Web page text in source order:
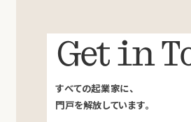
Get in
すべての起業家に、
門戸を解放しています。